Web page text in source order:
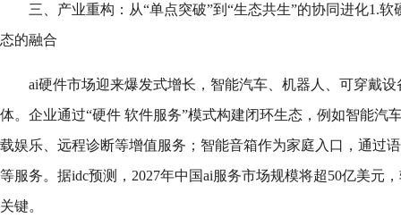
三、产业重构：从“单点突破”到“生态共生”的协同进化1.
态的融合
ai硬件市场迎来爆发式增长，智能汽车、机器人、可穿戴
体。企业通过“硬件 软件服务”模式构建闭环生态，例如智能汽
载娱乐、远程诊断等增值服务；智能音箱作为家庭入口，通过
等服务。据idc预测，2027年中国ai服务市场规模将超50亿美元
关键。